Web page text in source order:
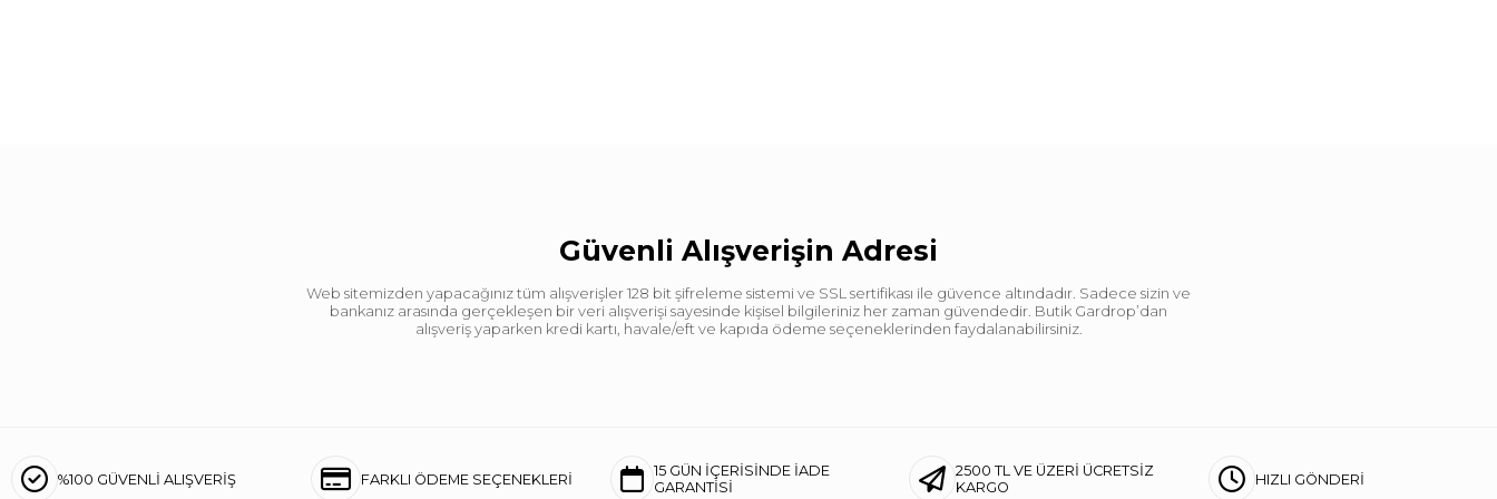
Güvenli Alışverişin Adresi
Web sitemizden yapacağınız tüm alışverişler 128 bit şifreleme sistemi ve SSL sertifikası ile güvence altındadır. Sadece sizin ve
bankanız arasında gerçekleşen bir veri alışverişi sayesinde kişisel bilgileriniz her zaman güvendedir. Butik Gardrop’dan
alışveriş yaparken kredi kartı, havale/eft ve kapıda ödeme seçeneklerinden faydalanabilirsiniz.
%100 GÜVENLİ ALIŞVERİŞ FARKLI ÖDEME SEÇENEKLERİ
15 GÜN İÇERİSİNDE İADE
GARANTİSİ
2500 TL VE ÜZERİ ÜCRETSİZ
KARGO
HIZLI GÖNDERİ